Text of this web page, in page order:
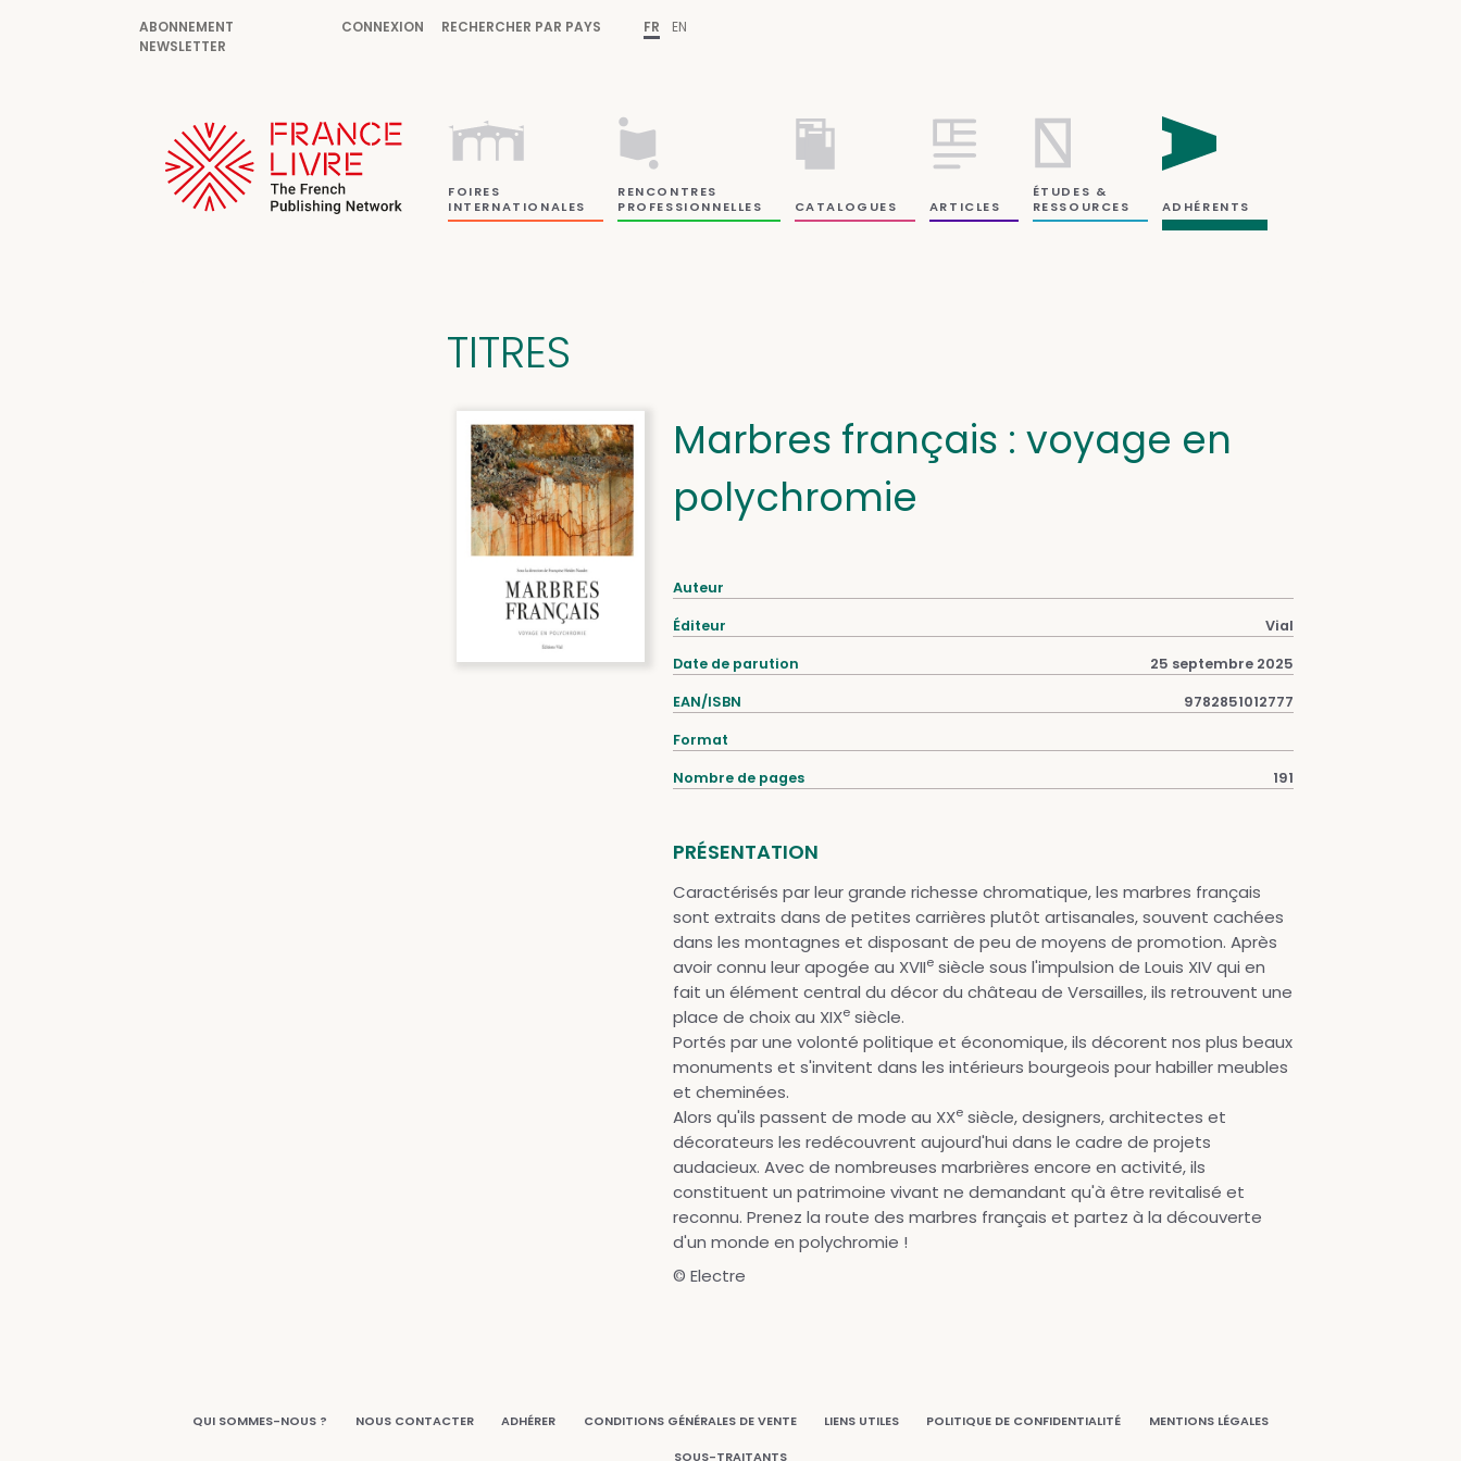
ABONNEMENT
NEWSLETTER
CONNEXION RECHERCHER PAR PAYS FR EN
FOIRES
INTERNATIONALES
RENCONTRES
PROFESSIONNELLES
CATALOGUES ARTICLES
ÉTUDES &
RESSOURCES
ADHÉRENTS
TITRES
Marbres français : voyage en
polychromie
Auteur
Éditeur Vial
Date de parution 25 septembre 2025
EAN/ISBN 9782851012777
Format
Nombre de pages 191
PRÉSENTATION
Caractérisés par leur grande richesse chromatique, les marbres français
sont extraits dans de petites carrières plutôt artisanales, souvent cachées
dans les montagnes et disposant de peu de moyens de promotion. Après
avoir connu leur apogée au XVIIesiècle sous l'impulsion de Louis XIV qui en
fait un élément central du décor du château de Versailles, ils retrouvent une
place de choix au XIXesiècle.
Portés par une volonté politique et économique, ils décorent nos plus beaux
monuments et s'invitent dans les intérieurs bourgeois pour habiller meubles
et cheminées.
Alors qu'ils passent de mode au XXesiècle, designers, architectes et
décorateurs les redécouvrent aujourd'hui dans le cadre de projets
audacieux. Avec de nombreuses marbrières encore en activité, ils
constituent un patrimoine vivant ne demandant qu'à être revitalisé et
reconnu. Prenez la route des marbres français et partez à la découverte
d'un monde en polychromie !
© Electre
QUI SOMMES-NOUS ? NOUS CONTACTER ADHÉRER CONDITIONS GÉNÉRALES DE VENTE LIENS UTILES POLITIQUE DE CONFIDENTIALITÉ MENTIONS LÉGALES
SOUS-TRAITANTS